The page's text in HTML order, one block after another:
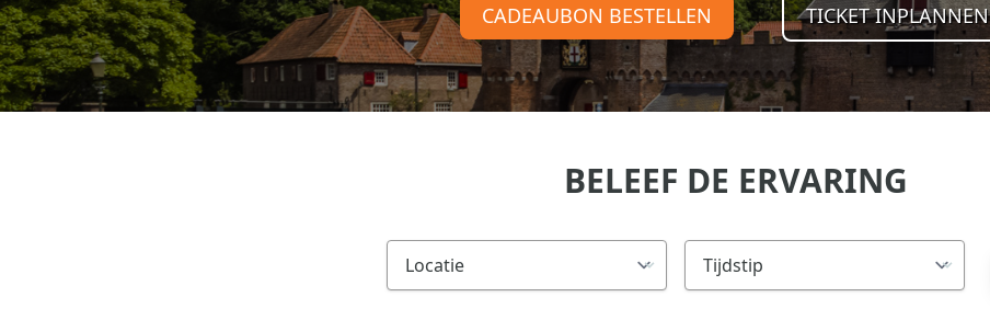
CADEAUBON BESTELLEN TICKET INPLANNEN
BELEEF DE ERVARING